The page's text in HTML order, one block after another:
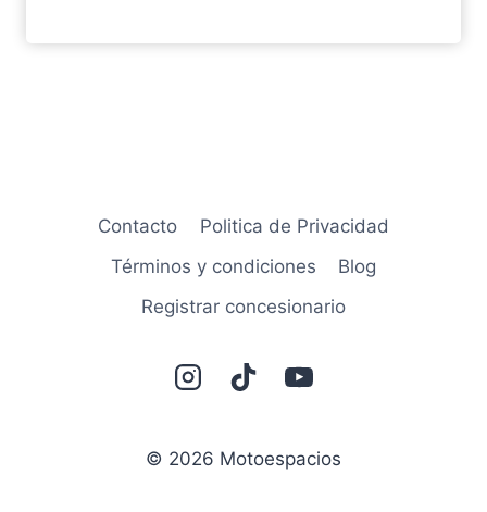
Contacto
Politica de Privacidad
Términos y condiciones
Blog
Registrar concesionario
© 2026 Motoespacios